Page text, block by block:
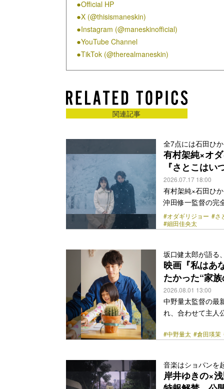
ィジョン優勝楽曲「ジッティ・エ・ブオーニ
ユア・スレイヴ」といったオリジナル楽曲に
カヴァー曲「ベギン」の計3曲が世界各国で
2022年夏、初来日を果たし、サマーソニック
も大きな話題を呼ぶ。本年1月にリリースし
ングでTOP10入り、洋楽アルバムランキン
アーティストとしては異例のヒット、さらに
世界中を熱狂させる圧倒的なライヴ・パフォ
の勢いはまだまだ止まる事を知らない。2月
人賞にもノミネートされるなど、新たなロ
Official HP
X (@thisismaneskin)
Instagram (@maneskinofficial)
YouTube Channel
TikTok (@therealmaneskin)
関連記事
全7点には石田ひ
有村架純×オ
『さとこは
2026.07.17 18:00
有村架純×石田ひ
沖田修一監督の完
れた。 今年で長
トな人間たちを温
ンプ気味で迷走し
てがひと段落して
class="more-link"
#オダギリジョー #さ
#細田佳央太
坂口健太郎が語る
映画『私はあ
たかった“家
2026.08.01 13:00
中野量太監督の最
れ、合わせて主人
脚本も手がけた本
天涯孤独だった彼
そして紗月の5歳
#中野量太 #倉田瑛茉
音楽はショパンを
岸井ゆきの×